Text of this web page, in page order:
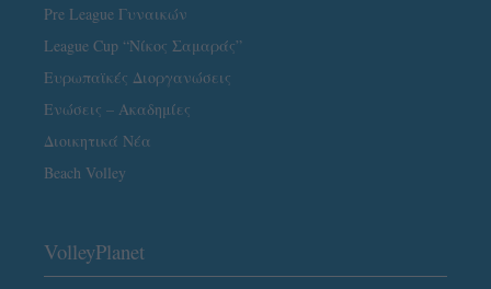
Pre League Γυναικών
League Cup “Νίκος Σαμαράς”
Ευρωπαϊκές Διοργανώσεις
Ενώσεις – Ακαδημίες
Διοικητικά Νέα
Beach Volley
VolleyPlanet